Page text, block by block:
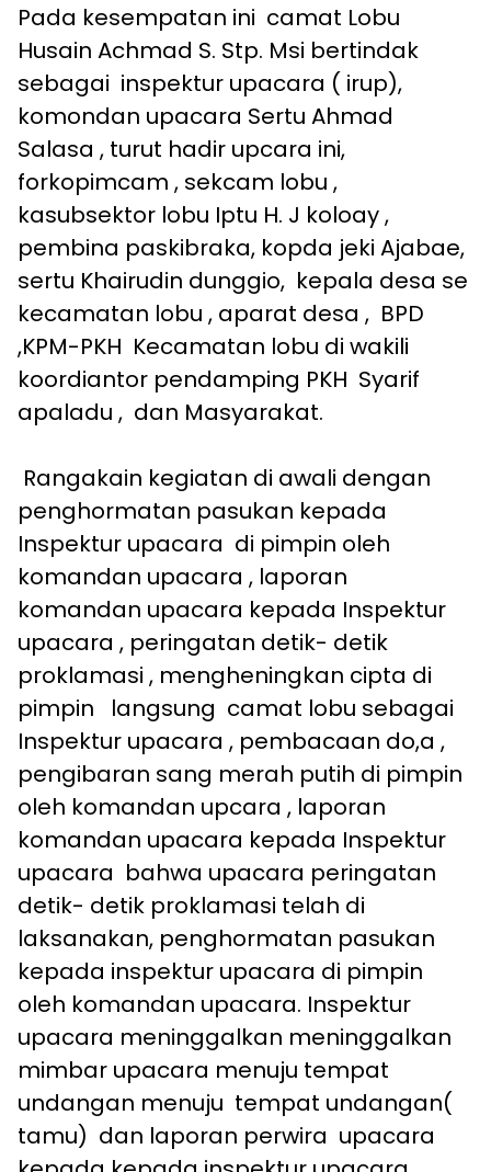
Pada kesempatan ini camat Lobu
Husain Achmad S. Stp. Msi bertindak
sebagai inspektur upacara ( irup),
komondan upacara Sertu Ahmad
Salasa , turut hadir upcara ini,
forkopimcam , sekcam lobu ,
kasubsektor lobu Iptu H. J koloay ,
pembina paskibraka, kopda jeki Ajabae,
sertu Khairudin dunggio, kepala desa se
kecamatan lobu , aparat desa , BPD
,KPM-PKH Kecamatan lobu di wakili
koordiantor pendamping PKH Syarif
apaladu , dan Masyarakat.
Rangakain kegiatan di awali dengan
penghormatan pasukan kepada
Inspektur upacara di pimpin oleh
komandan upacara , laporan
komandan upacara kepada Inspektur
upacara , peringatan detik- detik
proklamasi , mengheningkan cipta di
pimpin langsung camat lobu sebagai
Inspektur upacara , pembacaan do,a ,
pengibaran sang merah putih di pimpin
oleh komandan upcara , laporan
komandan upacara kepada Inspektur
upacara bahwa upacara peringatan
detik- detik proklamasi telah di
laksanakan, penghormatan pasukan
kepada inspektur upacara di pimpin
oleh komandan upacara. Inspektur
upacara meninggalkan meninggalkan
mimbar upacara menuju tempat
undangan menuju tempat undangan(
tamu) dan laporan perwira upacara